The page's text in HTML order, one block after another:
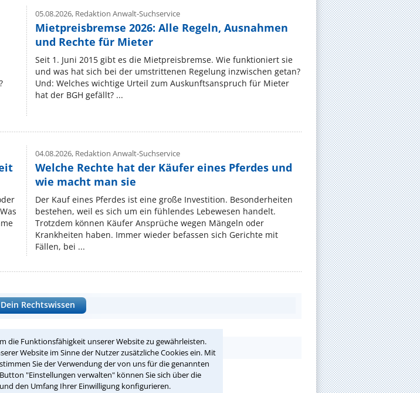
die Funktionsfähigkeit unserer Website zu gewährleisten.
Website im Sinne der Nutzer zusätzliche Cookies ein. Mit
Sie der Verwendung der von uns für die genannten
"Einstellungen verwalten" können Sie sich über die
den Umfang Ihrer Einwilligung konfigurieren.
05.08.2026,Redaktion Anwalt-Suchservice
Mietpreisbremse 2026: Alle Regeln, Ausnahmen
und Rechte für Mieter
Seit 1. Juni 2015 gibt es die Mietpreisbremse. Wie funktioniert sie
und was hat sich bei der umstrittenen Regelung inzwischen getan?
Und: Welches wichtige Urteil zum Auskunftsanspruch für Mieter
hat der BGH gefällt? ...
04.08.2026,Redaktion Anwalt-Suchservice
Welche Rechte hat der Käufer eines Pferdes und
wie macht man sie
Der Kauf eines Pferdes ist eine große Investition. Besonderheiten
bestehen, weil es sich um ein fühlendes Lebewesen handelt.
Trotzdem können Käufer Ansprüche wegen Mängeln oder
Krankheiten haben. Immer wieder befassen sich Gerichte mit
Fällen, bei ...
Rechtswissen